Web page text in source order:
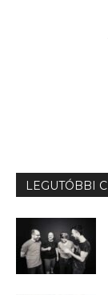
LEGUTÓBBI